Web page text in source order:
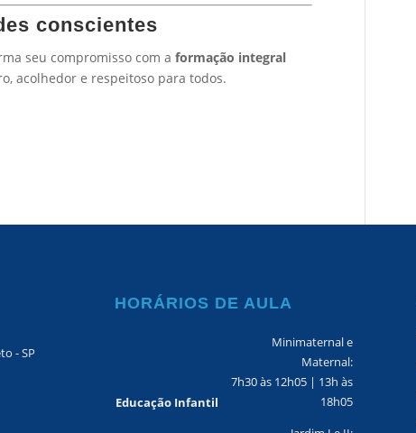
conscientes
seu compromisso com aformação integral
acolhedor e respeitoso para todos.
- SP
HORÁRIOS DE AULA
Educação Infantil
Minimaternal e
Maternal:
7h30 às 12h05 | 13h às
18h05